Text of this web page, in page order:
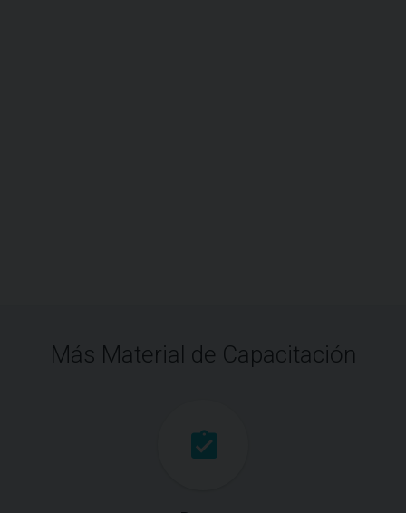
Más Material de Capacitación